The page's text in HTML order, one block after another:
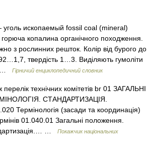
ископаемый fossil coal (mineral)
копалина органічного походження.
з рослинних решток. Колір від бурого до
твердість 1…3. Виділяють гумоліти
…
Гірничий енциклопедичний словник
технічних комітетів br 01 ЗАГАЛЬНІ
СТАНДАРТИЗАЦІЯ.
Термінологія (засади та координація)
01.040.01 Загальні положення.
…
Покажчик національних